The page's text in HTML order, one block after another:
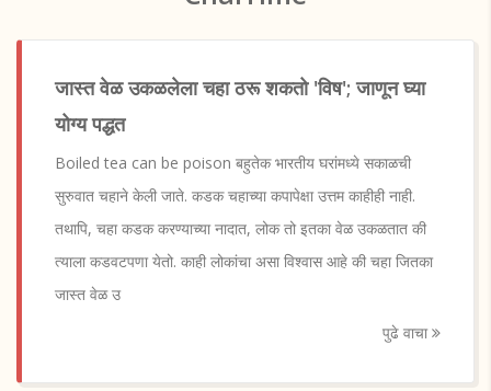
जास्त वेळ उकळलेला चहा ठरू शकतो 'विष'; जाणून घ्या
योग्य पद्धत
Boiled tea can be poison बहुतेक भारतीय घरांमध्ये सकाळची
सुरुवात चहाने केली जाते. कडक चहाच्या कपापेक्षा उत्तम काहीही नाही.
तथापि, चहा कडक करण्याच्या नादात, लोक तो इतका वेळ उकळतात की
त्याला कडवटपणा येतो. काही लोकांचा असा विश्वास आहे की चहा जितका
जास्त वेळ उ
पुढे वाचा